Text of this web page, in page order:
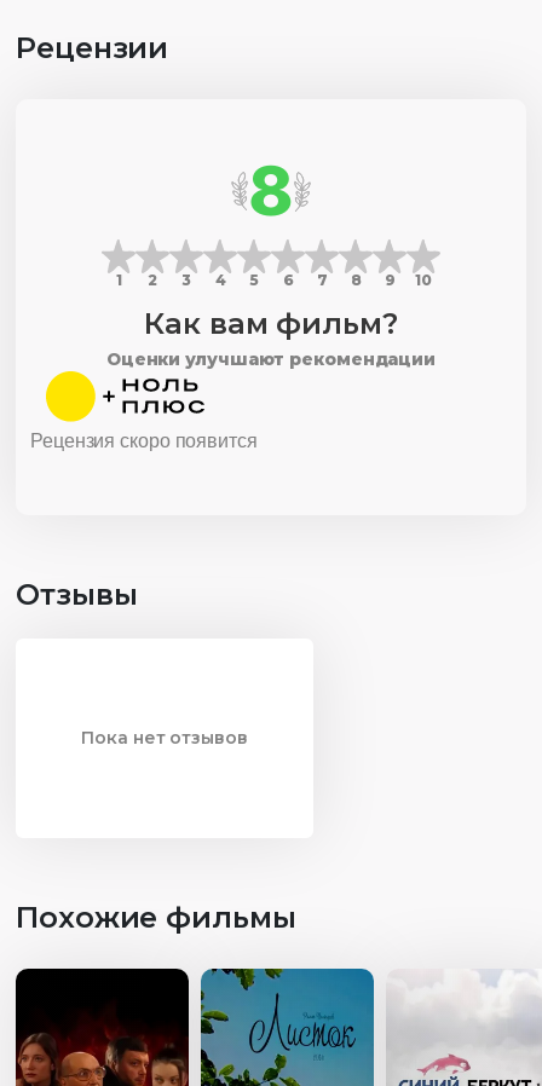
Рецензии
8
1 2 3 4 5 6 7 8 9 10
Как вам фильм?
Оценки улучшают рекомендации
Рецензия скоро появится
Отзывы
Пока нет отзывов
Похожие фильмы